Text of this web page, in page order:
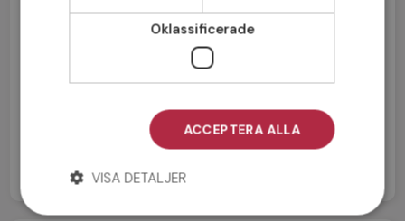
Jag accepterarMedlemsvillkoren
Personuppgiftspolicyn
Oklassificerade
ACCEPTERA ALLA
VISA DETALJER